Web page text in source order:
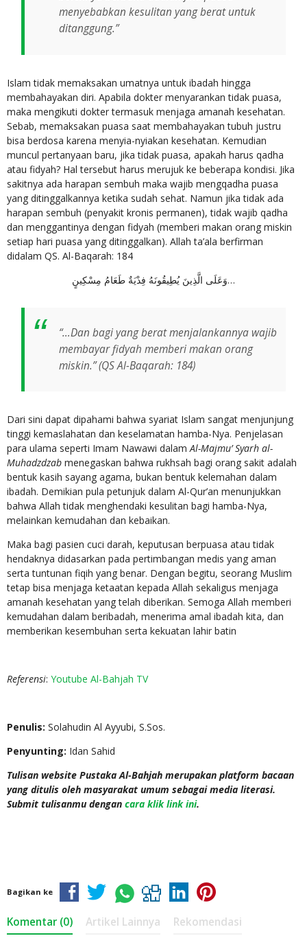
menyebabkan kesulitan yang berat untuk
ditanggung.”
Islam tidak memaksakan umatnya untuk ibadah hingga
membahayakan diri. Apabila dokter menyarankan tidak puasa,
maka mengikuti dokter termasuk menjaga amanah kesehatan.
Sebab, memaksakan puasa saat membahayakan tubuh justru
bisa berdosa karena menyia-nyiakan kesehatan. Kemudian
muncul pertanyaan baru, jika tidak puasa, apakah harus qadha
atau fidyah? Hal tersebut harus merujuk ke beberapa kondisi. Jika
sakitnya ada harapan sembuh maka wajib mengqadha puasa
yang ditinggalkannya ketika sudah sehat. Namun jika tidak ada
harapan sembuh (penyakit kronis permanen), tidak wajib qadha
dan menggantinya dengan fidyah (memberi makan orang miskin
setiap hari puasa yang ditinggalkan). Allah ta’ala berfirman
didalam QS. Al-Baqarah: 184
وَعَلَى الَّذِينَ يُطِيقُونَهُ فِدْيَةٌ طَعَامُ مِسْكِينٍ…
“…Dan bagi yang berat menjalankannya wajib
membayar fidyah memberi makan orang
miskin.” (QS Al-Baqarah: 184)
Dari sini dapat dipahami bahwa syariat Islam sangat menjunjung
tinggi kemaslahatan dan keselamatan hamba-Nya. Penjelasan
para ulama seperti Imam Nawawi dalamAl-Majmu’ Syarh al-
Muhadzdzab menegaskan bahwa rukhsah bagi orang sakit adalah
bentuk kasih sayang agama, bukan bentuk kelemahan dalam
ibadah. Demikian pula petunjuk dalam Al-Qur’an menunjukkan
bahwa Allah tidak menghendaki kesulitan bagi hamba-Nya,
melainkan kemudahan dan kebaikan.
Maka bagi pasien cuci darah, keputusan berpuasa atau tidak
hendaknya didasarkan pada pertimbangan medis yang aman
serta tuntunan fiqih yang benar. Dengan begitu, seorang Muslim
tetap bisa menjaga ketaatan kepada Allah sekaligus menjaga
amanah kesehatan yang telah diberikan. Semoga Allah memberi
kemudahan dalam beribadah, menerima amal ibadah kita, dan
memberikan kesembuhan serta kekuatan lahir batin
Referensi: Youtube Al-Bahjah TV
Penulis: Solahudin Al Ayyubi, S.Sos.
Penyunting: Idan Sahid
Tulisan website Pustaka Al-Bahjah merupakan platform bacaan
yang ditulis oleh masyarakat umum sebagai media literasi.
Submit tulisanmu dengan cara klik link ini.
Bagikan ke
Komentar (0) Artikel Lainnya Rekomendasi